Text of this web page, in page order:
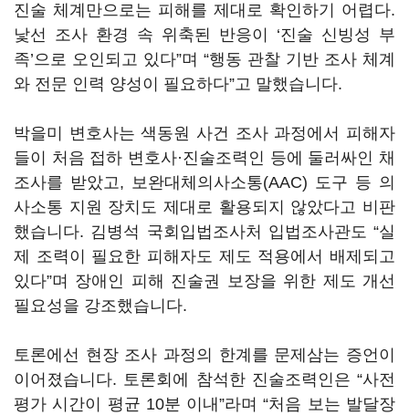
진술 체계만으로는 피해를 제대로 확인하기 어렵다.
낯선 조사 환경 속 위축된 반응이 ‘진술 신빙성 부
족’으로 오인되고 있다”며 “행동 관찰 기반 조사 체계
와 전문 인력 양성이 필요하다”고 말했습니다.
박을미 변호사는 색동원 사건 조사 과정에서 피해자
들이 처음 접하 변호사·진술조력인 등에 둘러싸인 채
조사를 받았고, 보완대체의사소통(AAC) 도구 등 의
사소통 지원 장치도 제대로 활용되지 않았다고 비판
했습니다. 김병석 국회입법조사처 입법조사관도 “실
제 조력이 필요한 피해자도 제도 적용에서 배제되고
있다”며 장애인 피해 진술권 보장을 위한 제도 개선
필요성을 강조했습니다.
토론에선 현장 조사 과정의 한계를 문제삼는 증언이
이어졌습니다. 토론회에 참석한 진술조력인은 “사전
평가 시간이 평균 10분 이내”라며 “처음 보는 발달장